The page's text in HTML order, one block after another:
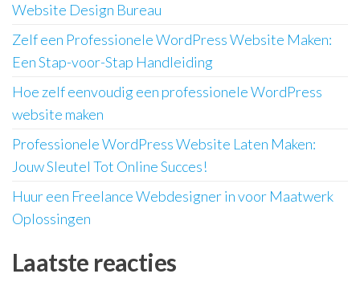
Website Design Bureau
Zelf een Professionele WordPress Website Maken:
Een Stap-voor-Stap Handleiding
Hoe zelf eenvoudig een professionele WordPress
website maken
Professionele WordPress Website Laten Maken:
Jouw Sleutel Tot Online Succes!
Huur een Freelance Webdesigner in voor Maatwerk
Oplossingen
Laatste reacties